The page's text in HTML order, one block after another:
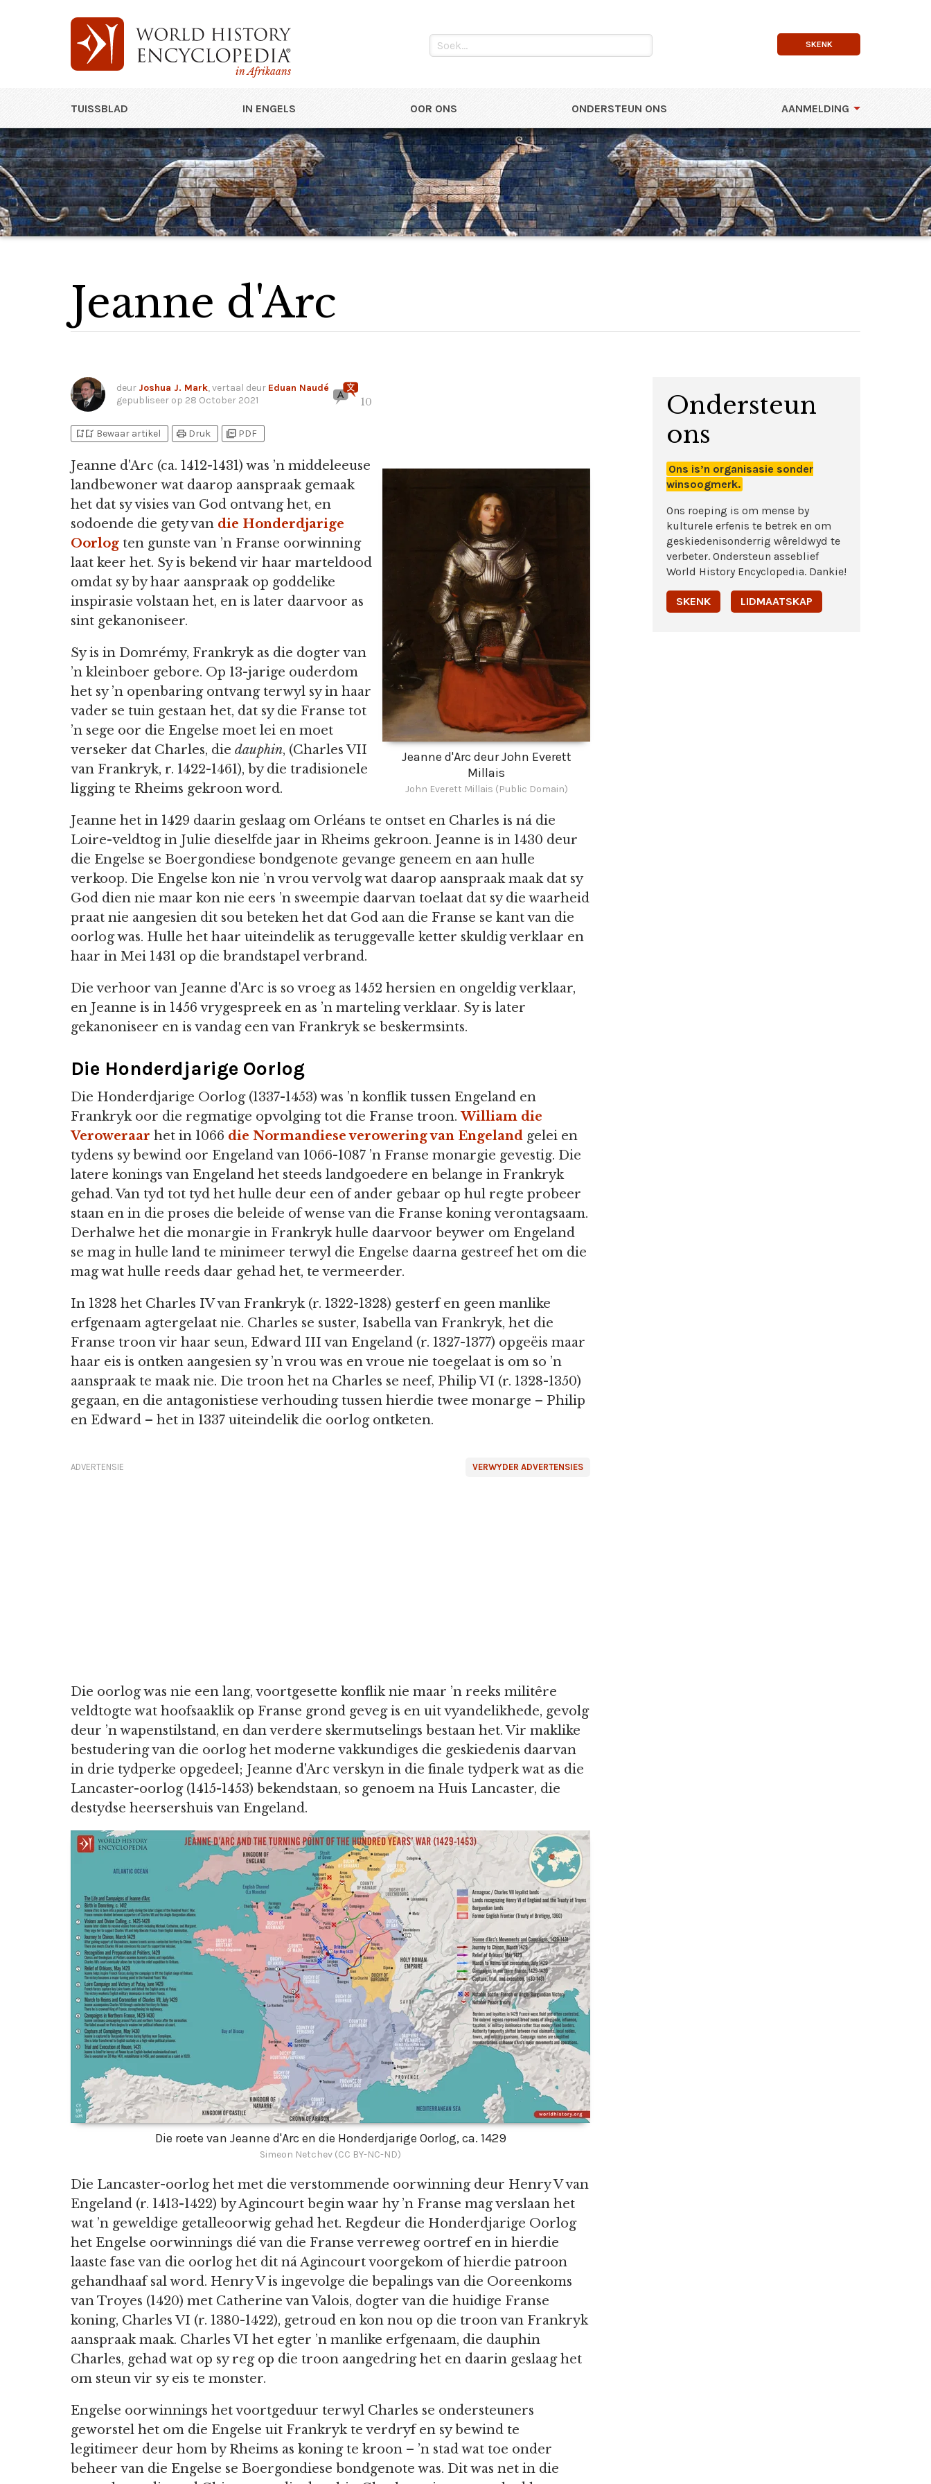
in Afrikaans
SKENK
TUISSBLAD IN ENGELS OOR ONS ONDERSTEUN ONS AANMELDING
Jeanne d'Arc
deur Joshua J. Mark, vertaal deur Eduan Naudé
gepubliseer op 28 October 2021 10
bookmark_addbookmark_added Bewaar artikel print Druk picture_as_pdf PDF
Jeanne d'Arc deur John Everett
Millais
John Everett Millais (Public Domain)
Jeanne d'Arc (ca. 1412-1431) was ’n middeleeuse
landbewoner wat daarop aanspraak gemaak
het dat sy visies van God ontvang het, en
sodoende die gety van die Honderdjarige
Oorlog ten gunste van ’n Franse oorwinning
laat keer het. Sy is bekend vir haar marteldood
omdat sy by haar aanspraak op goddelike
inspirasie volstaan het, en is later daarvoor as
sint gekanoniseer.
Sy is in Domrémy, Frankryk as die dogter van
’n kleinboer gebore. Op 13-jarige ouderdom
het sy ’n openbaring ontvang terwyl sy in haar
vader se tuin gestaan het, dat sy die Franse tot
’n sege oor die Engelse moet lei en moet
verseker dat Charles, die dauphin, (Charles VII
van Frankryk, r. 1422-1461), by die tradisionele
ligging te Rheims gekroon word.
Jeanne het in 1429 daarin geslaag om Orléans te ontset en Charles is ná die
Loire-veldtog in Julie dieselfde jaar in Rheims gekroon. Jeanne is in 1430 deur
die Engelse se Boergondiese bondgenote gevange geneem en aan hulle
verkoop. Die Engelse kon nie ’n vrou vervolg wat daarop aanspraak maak dat sy
God dien nie maar kon nie eers ’n sweempie daarvan toelaat dat sy die waarheid
praat nie aangesien dit sou beteken het dat God aan die Franse se kant van die
oorlog was. Hulle het haar uiteindelik as teruggevalle ketter skuldig verklaar en
haar in Mei 1431 op die brandstapel verbrand.
Die verhoor van Jeanne d'Arc is so vroeg as 1452 hersien en ongeldig verklaar,
en Jeanne is in 1456 vrygespreek en as ’n marteling verklaar. Sy is later
gekanoniseer en is vandag een van Frankryk se beskermsints.
Die Honderdjarige Oorlog
Die Honderdjarige Oorlog (1337-1453) was ’n konflik tussen Engeland en
Frankryk oor die regmatige opvolging tot die Franse troon.William die
Veroweraar het in 1066 die Normandiese verowering van Engeland gelei en
tydens sy bewind oor Engeland van 1066-1087 ’n Franse monargie gevestig. Die
latere konings van Engeland het steeds landgoedere en belange in Frankryk
gehad. Van tyd tot tyd het hulle deur een of ander gebaar op hul regte probeer
staan en in die proses die beleide of wense van die Franse koning verontagsaam.
Derhalwe het die monargie in Frankryk hulle daarvoor beywer om Engeland
se mag in hulle land te minimeer terwyl die Engelse daarna gestreef het om die
mag wat hulle reeds daar gehad het, te vermeerder.
In 1328 het Charles IV van Frankryk (r. 1322-1328) gesterf en geen manlike
erfgenaam agtergelaat nie. Charles se suster, Isabella van Frankryk, het die
Franse troon vir haar seun, Edward III van Engeland (r. 1327-1377) opgeëis maar
haar eis is ontken aangesien sy ’n vrou was en vroue nie toegelaat is om so ’n
aanspraak te maak nie. Die troon het na Charles se neef, Philip VI (r. 1328-1350)
gegaan, en die antagonistiese verhouding tussen hierdie twee monarge – Philip
en Edward – het in 1337 uiteindelik die oorlog ontketen.
VERWYDER ADVERTENSIES
ADVERTENSIE
Die oorlog was nie een lang, voortgesette konflik nie maar ’n reeks militêre
veldtogte wat hoofsaaklik op Franse grond geveg is en uit vyandelikhede, gevolg
deur ’n wapenstilstand, en dan verdere skermutselings bestaan het. Vir maklike
bestudering van die oorlog het moderne vakkundiges die geskiedenis daarvan
in drie tydperke opgedeel; Jeanne d'Arc verskyn in die finale tydperk wat as die
Lancaster-oorlog (1415-1453) bekendstaan, so genoem na Huis Lancaster, die
destydse heersershuis van Engeland.
Die roete van Jeanne d'Arc en die Honderdjarige Oorlog, ca. 1429
Simeon Netchev (CC BY-NC-ND)
Die Lancaster-oorlog het met die verstommende oorwinning deur Henry V van
Engeland (r. 1413-1422) by Agincourt begin waar hy ’n Franse mag verslaan het
wat ’n geweldige getalleoorwig gehad het. Regdeur die Honderdjarige Oorlog
het Engelse oorwinnings dié van die Franse verreweg oortref en in hierdie
laaste fase van die oorlog het dit ná Agincourt voorgekom of hierdie patroon
gehandhaaf sal word. Henry V is ingevolge die bepalings van die Ooreenkoms
van Troyes (1420) met Catherine van Valois, dogter van die huidige Franse
koning, Charles VI (r. 1380-1422), getroud en kon nou op die troon van Frankryk
aanspraak maak. Charles VI het egter ’n manlike erfgenaam, die dauphin
Charles, gehad wat op sy reg op die troon aangedring het en daarin geslaag het
om steun vir sy eis te monster.
Engelse oorwinnings het voortgeduur terwyl Charles se ondersteuners
geworstel het om die Engelse uit Frankryk te verdryf en sy bewind te
legitimeer deur hom by Rheims as koning te kroon – ’n stad wat toe onder
beheer van die Engelse se Boergondiese bondgenote was. Dit was net in die
Ondersteun
ons
Ons is’n organisasie sonder
winsoogmerk.
Ons roeping is om mense by
kulturele erfenis te betrek en om
geskiedenisonderrig wêreldwyd te
verbeter. Ondersteun asseblief
World History Encyclopedia. Dankie!
SKENK LIDMAATSKAP